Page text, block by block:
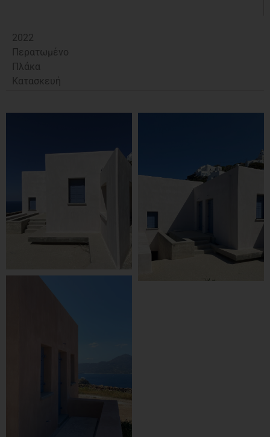
2022
Περατωμένο
Πλάκα
Κατασκευή